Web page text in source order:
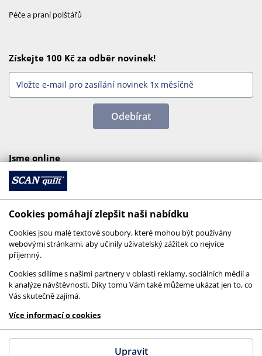
Péče a praní polštářů
Získejte 100 Kč za odběr novinek!
Odebírat
Jsme online
© 2026 SCANquilt - všechna práva vyhrazena
This site is protected by reCAPTCHA and the
GooglePrivacy PolicyandTerms of Serviceapply.
Cookies pomáhají zlepšit naši nabídku
Cookies jsou malé textové soubory, které mohou být používány
webovými stránkami, aby učinily uživatelský zážitek co nejvíce
příjemný.
Cookies sdílíme s našimi partnery v oblasti reklamy, sociálních médií a
k analýze návštěvnosti. Díky tomu Vám také můžeme ukázat jen to, co
Vás skutečně zajímá.
Více informací o cookies
Upravit